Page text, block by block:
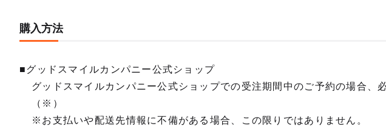
購入方法
■グッドスマイルカンパニー公式ショップ
グッドスマイルカンパニー公式ショップでの受注期間中のご予約の場合、
（※）
※お支払いや配送先情報に不備がある場合、この限りではありません。